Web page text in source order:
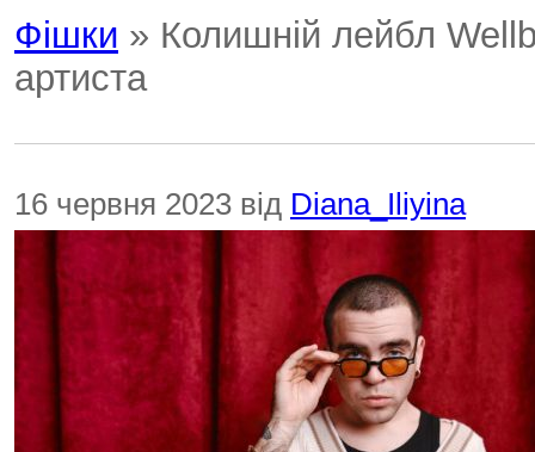
Фішки » Колишній лейбл
артиста
16 червня 2023 від Diana_Iliyina